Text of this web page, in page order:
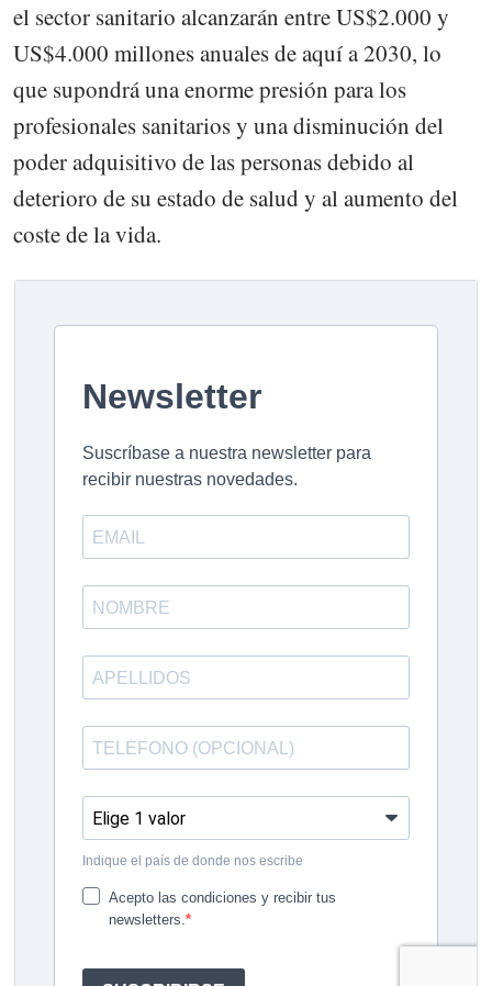
el sector sanitario alcanzarán entre US$2.000 y
US$4.000 millones anuales de aquí a 2030, lo
que supondrá una enorme presión para los
profesionales sanitarios y una disminución del
poder adquisitivo de las personas debido al
deterioro de su estado de salud y al aumento del
coste de la vida.